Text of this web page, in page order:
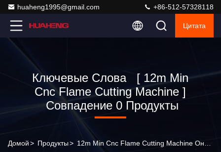
huaheng1995@gmail.com +86-512-57328118
Цитата
Ключевые Слова [ 12m Min
Cnc Flame Cutting Machine ]
Совпадение 0 Продукты
Домой> Продукты>